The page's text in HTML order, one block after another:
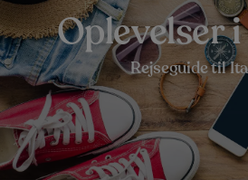
Oplevelser
Rejseguide til